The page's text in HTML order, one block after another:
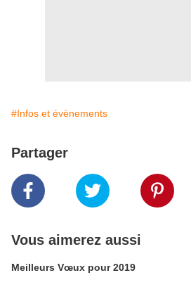
#Infos et évènements
Partager
Vous aimerez aussi
Meilleurs Vœux pour 2019